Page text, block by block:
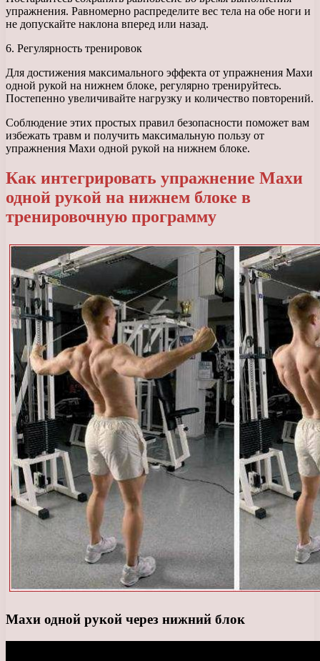
упражнения. Равномерно распределите вес тела на обе ноги и
не допускайте наклона вперед или назад.
6. Регулярность тренировок
Для достижения максимального эффекта от упражнения Махи
одной рукой на нижнем блоке, регулярно тренируйтесь.
Постепенно увеличивайте нагрузку и количество повторений.
Соблюдение этих простых правил безопасности поможет вам
избежать травм и получить максимальную пользу от
упражнения Махи одной рукой на нижнем блоке.
Как интегрировать упражнение Махи
одной рукой на нижнем блоке в
тренировочную программу
Махи одной рукой через нижний блок